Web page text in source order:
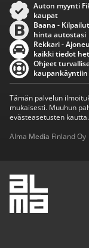
Auton myynti
kaupat
Baana -
hinta autostasi
Rekkari -
kaikki tiedot
Ohjeet
kaupankäyntiin
Tämän palvelun
mukaisesti. Muuhun
evästeasetusten kautta.
Alma Media Finland Oy